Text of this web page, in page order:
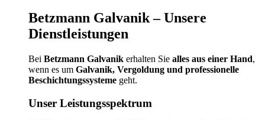
Betzmann Galvanik – Unsere
Dienstleistungen
Bei Betzmann Galvanik erhalten Sie alles aus einer Hand,
wenn es um Galvanik, Vergoldung und professionelle
Beschichtungssysteme geht.
Unser Leistungsspektrum